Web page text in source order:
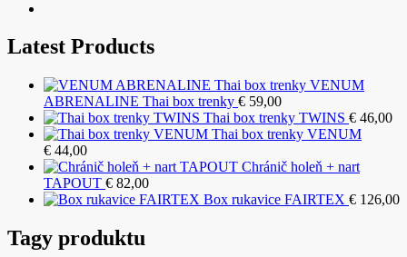
Latest Products
VENUM
ABRENALINE Thai box trenky € 59,00
Thai box trenky TWINS € 46,00
Thai box trenky VENUM
€ 44,00
Chránič holeň + nart
TAPOUT € 82,00
Box rukavice FAIRTEX € 126,00
Tagy produktu